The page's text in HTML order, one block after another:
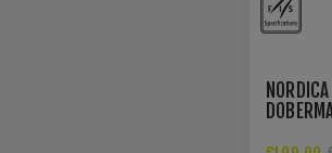
NORDICA